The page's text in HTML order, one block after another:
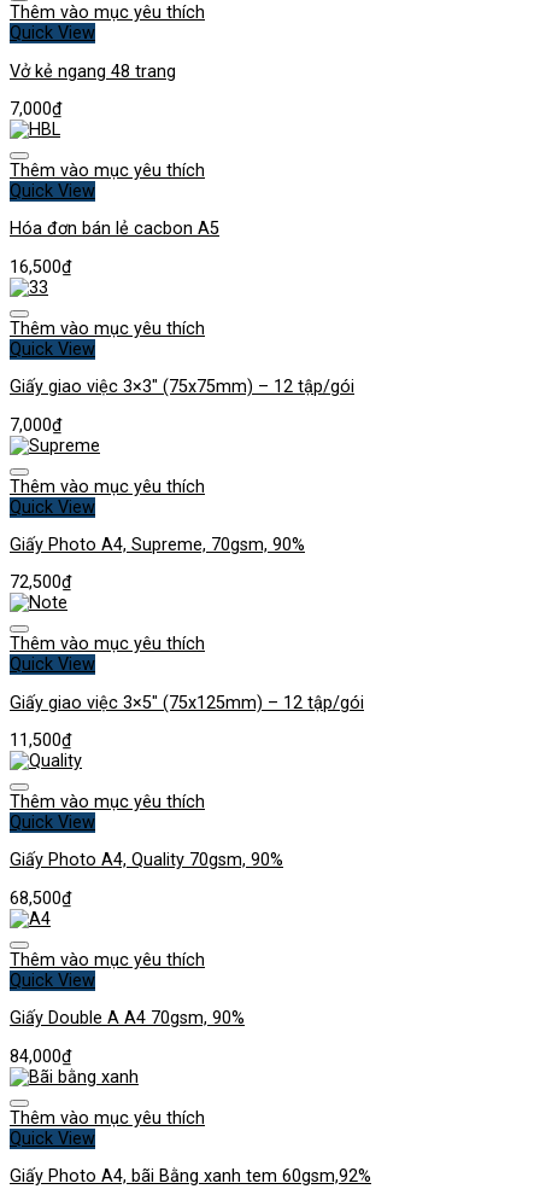
Thêm vào mục yêu thích
Quick View
Vở kẻ ngang 48 trang
7,000₫
Thêm vào mục yêu thích
Quick View
Hóa đơn bán lẻ cacbon A5
16,500₫
Thêm vào mục yêu thích
Quick View
Giấy giao việc 3×3″ (75x75mm) – 12 tập/gói
7,000₫
Thêm vào mục yêu thích
Quick View
Giấy Photo A4, Supreme, 70gsm, 90%
72,500₫
Thêm vào mục yêu thích
Quick View
Giấy giao việc 3×5″ (75x125mm) – 12 tập/gói
11,500₫
Thêm vào mục yêu thích
Quick View
Giấy Photo A4, Quality 70gsm, 90%
68,500₫
Thêm vào mục yêu thích
Quick View
Giấy Double A A4 70gsm, 90%
84,000₫
Thêm vào mục yêu thích
Quick View
Giấy Photo A4, bãi Bằng xanh tem 60gsm,92%